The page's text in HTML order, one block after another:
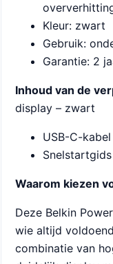
Kleur: zwart
Gebruik:
Garantie: 2
Inhoud van de
display – zwart
USB-C-kabel
Snelstartgids
Waarom kiezen
Deze Belkin
wie altijd
combinatie van